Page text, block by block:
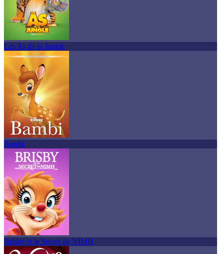
Les As de la Jungle
Bambi
Brisby et le Secret de NIMH